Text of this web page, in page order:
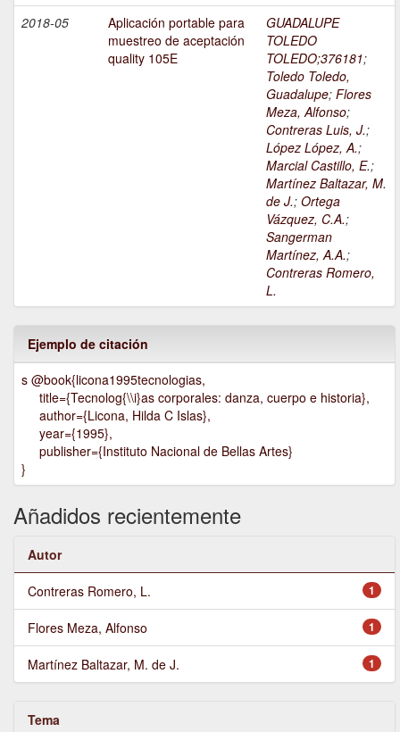
2018-05
Aplicación portable para
muestreo de aceptación
quality 105E
GUADALUPE
TOLEDO
TOLEDO;376181;
Toledo Toledo,
Guadalupe; Flores
Meza, Alfonso;
Contreras Luis, J.;
López López, A.;
Marcial Castillo, E.;
Martínez Baltazar, M.
de J.; Ortega
Vázquez, C.A.;
Sangerman
Martínez, A.A.;
Contreras Romero,
L.
Ejemplo de citación
s @book{licona1995tecnologias,
title={Tecnolog{\\i}as corporales: danza, cuerpo e historia},
author={Licona, Hilda C Islas},
year={1995},
publisher={Instituto Nacional de Bellas Artes}
}
Añadidos recientemente
Autor
1
Contreras Romero, L.
1
Flores Meza, Alfonso
1
Martínez Baltazar, M. de J.
Tema